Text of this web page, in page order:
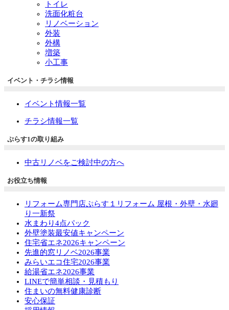
トイレ
洗面化粧台
リノベーション
外装
外構
増築
小工事
イベント・チラシ情報
イベント情報一覧
チラシ情報一覧
ぷらす1の取り組み
中古リノベをご検討中の方へ
お役立ち情報
リフォーム専門店ぷらす１リフォーム 屋根・外壁・水廻
り一新祭
水まわり4点パック
外壁塗装最安値キャンペーン
住宅省エネ2026キャンペーン
先進的窓リノベ2026事業
みらいエコ住宅2026事業
給湯省エネ2026事業
LINEで簡単相談・見積もり
住まいの無料健康診断
安心保証